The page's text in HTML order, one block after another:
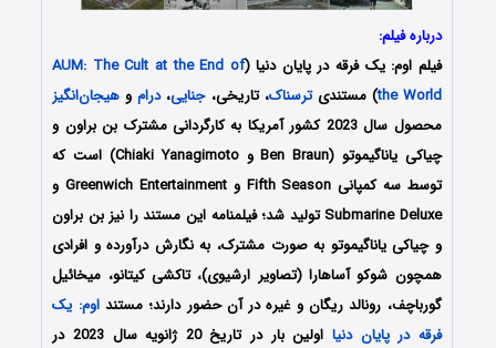
درباره فیلم:
فیلم اوم: یک فرقه در پایان دنیا (AUM: The Cult at the End of
the World) مستندیترسناک، تاریخی،جنایی،درامو هیجان‌انگیز
محصول سال 2023 کشور آمریکا به کارگردانی مشترک بن براون و
چیاکی یاناگیموتو (Ben Braun و Chiaki Yanagimoto) است که
توسط سه کمپانی‌ Fifth Season و Greenwich Entertainment و
Submarine Deluxe تولید شد؛ فیلمنامه این مستند را نیز بن براون
و چیاکی یاناگیموتو به صورت مشترک، به نگارش درآورده و افرادی
همچون شوکو آساهارا (تصاویر ارشیوی)، تاکشی کیتانو، میخائیل
گورباچف، رونالد ریگان و غیره در آن حضور دارند؛ مستنداوم: یک
فرقه در پایان دنیا
اولین بار در تاریخ 20 ژانویه سال 2023 در